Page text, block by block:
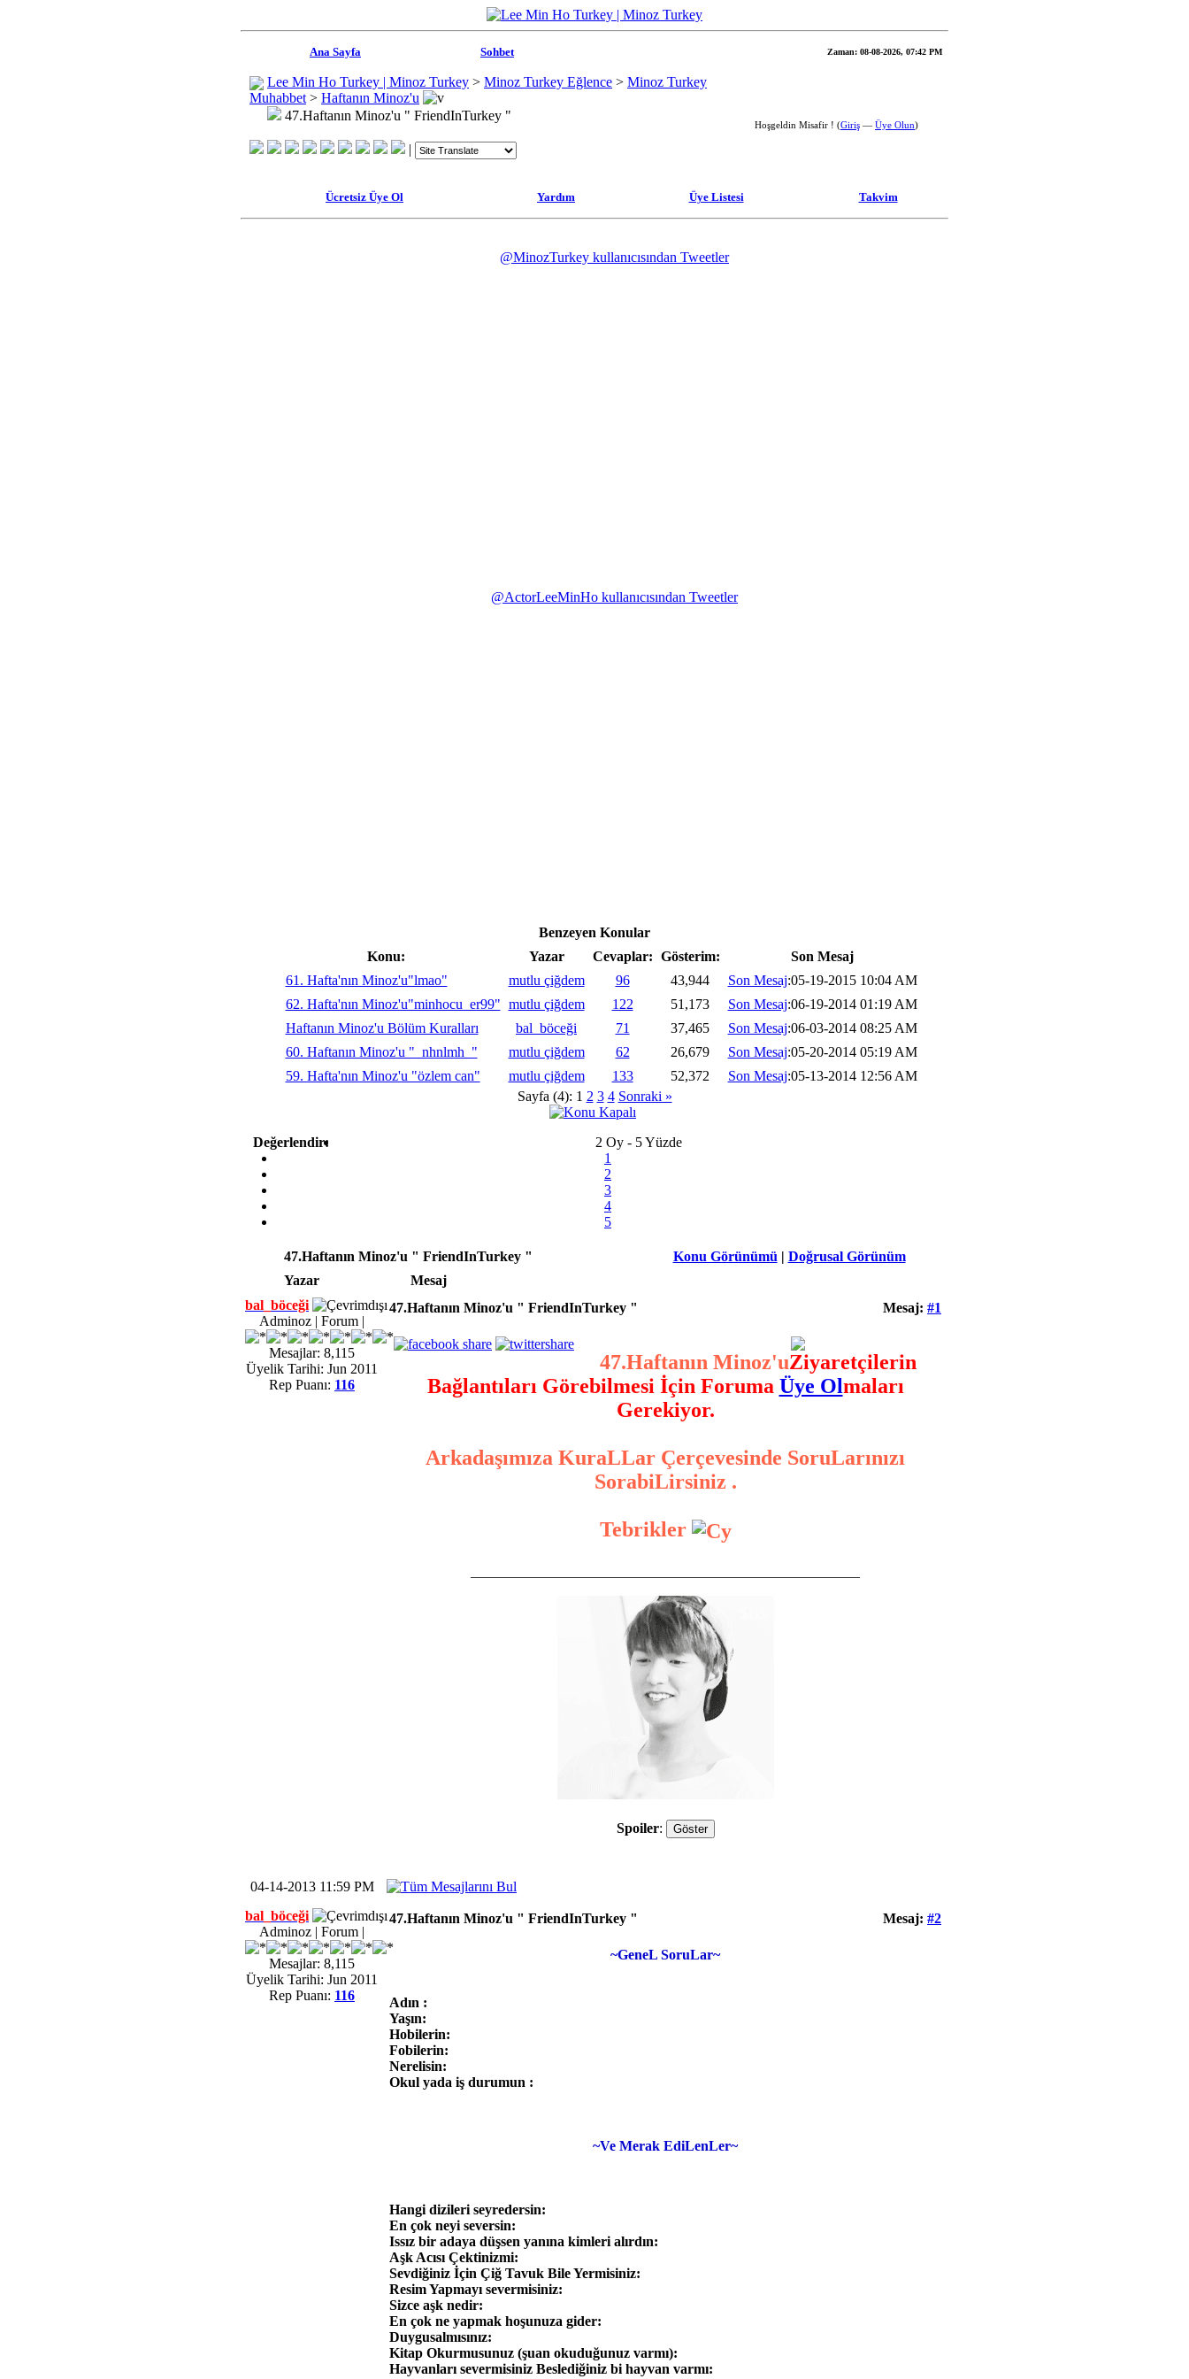
Ana Sayfa Sohbet Zaman: 08-08-2026, 07:42 PM
Lee Min Ho Turkey | Minoz Turkey > Minoz Turkey Eğlence > Minoz Turkey
Muhabbet > Haftanın Minoz'u
47.Haftanın Minoz'u " FriendInTurkey "
|
Hoşgeldin Misafir ! (Giriş — Üye Olun)
Ücretsiz Üye Ol Yardım Üye Listesi Takvim
@MinozTurkey kullanıcısından Tweetler
@ActorLeeMinHo kullanıcısından Tweetler
Benzeyen Konular
Konu:
Yazar Cevaplar: Gösterim:
Son Mesaj
61. Hafta'nın Minoz'u"lmao"
mutlu çiğdem 96 43,944 Son Mesaj:05-19-2015 10:04 AM
62. Hafta'nın Minoz'u"minhocu_er99" mutlu çiğdem 122 51,173 Son Mesaj:06-19-2014 01:19 AM
Haftanın Minoz'u Bölüm Kuralları
bal_böceği 71 37,465 Son Mesaj:06-03-2014 08:25 AM
60. Haftanın Minoz'u "_nhnlmh_"
mutlu çiğdem 62 26,679 Son Mesaj:05-20-2014 05:19 AM
59. Hafta'nın Minoz'u "özlem can"
mutlu çiğdem 133 52,372 Son Mesaj:05-13-2014 12:56 AM
Sayfa (4): 1 2 3 4 Sonraki »
Değerlendir:
2 Oy - 5 Yüzde
1
2
3
4
5
Konu Görünümü | Doğrusal Görünüm
47.Haftanın Minoz'u " FriendInTurkey "
Yazar
Mesaj
bal_böceği
Adminoz | Forum |
Mesajlar: 8,115
Üyelik Tarihi: Jun 2011
Rep Puanı: 116
Mesaj: #1
47.Haftanın Minoz'u " FriendInTurkey "
47.Haftanın Minoz'uZiyaretçilerin
Bağlantıları Görebilmesi İçin Foruma Üye Olmaları
Gerekiyor.
Arkadaşımıza KuraLLar Çerçevesinde SoruLarınızı
SorabiLirsiniz .
Tebrikler
Spoiler:
04-14-2013 11:59 PM
bal_böceği
Adminoz | Forum |
Mesajlar: 8,115
Üyelik Tarihi: Jun 2011
Rep Puanı: 116
Mesaj: #2
47.Haftanın Minoz'u " FriendInTurkey "
~GeneL SoruLar~
Adın :
Yaşın:
Hobilerin:
Fobilerin:
Nerelisin:
Okul yada iş durumun :
~Ve Merak EdiLenLer~
Hangi dizileri seyredersin:
En çok neyi seversin:
Issız bir adaya düşsen yanına kimleri alırdın:
Aşk Acısı Çektinizmi:
Sevdiğiniz İçin Çiğ Tavuk Bile Yermisiniz:
Resim Yapmayı severmisiniz:
Sizce aşk nedir:
En çok ne yapmak hoşunuza gider:
Duygusalmısınız:
Kitap Okurmusunuz (şuan okuduğunuz varmı):
Hayvanları severmisiniz Beslediğiniz bi hayvan varmı: